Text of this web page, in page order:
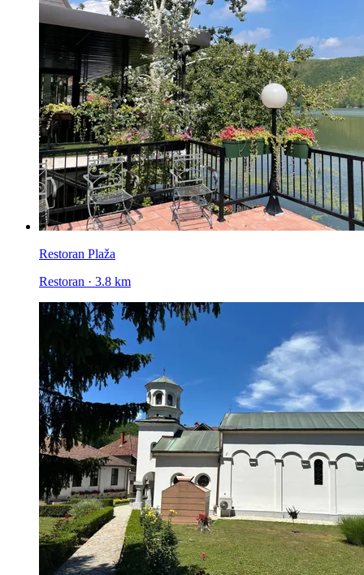
Restoran Plaža
Restoran · 3.8 km